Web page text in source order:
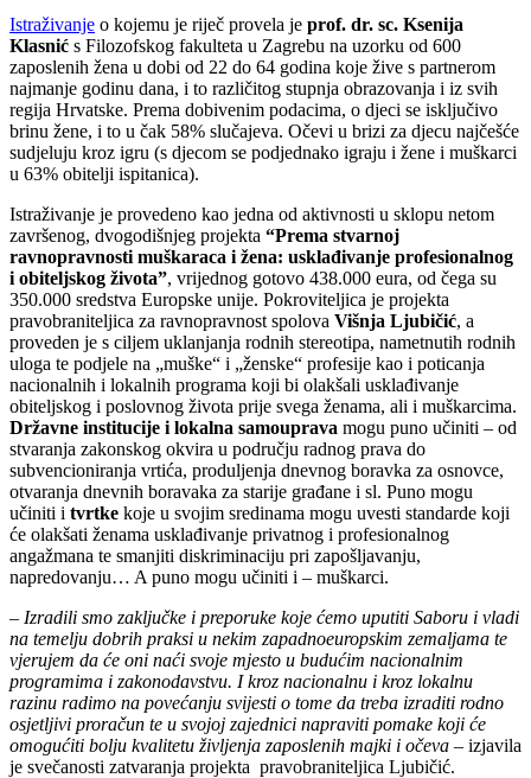
Istraživanje o kojemu je riječ provela je prof. dr. sc. Ksenija
Klasnić s Filozofskog fakulteta u Zagrebu na uzorku od 600
zaposlenih žena u dobi od 22 do 64 godina koje žive s partnerom
najmanje godinu dana, i to različitog stupnja obrazovanja i iz svih
regija Hrvatske. Prema dobivenim podacima, o djeci se isključivo
brinu žene, i to u čak 58% slučajeva. Očevi u brizi za djecu najčešće
sudjeluju kroz igru (s djecom se podjednako igraju i žene i muškarci
u 63% obitelji ispitanica).
Istraživanje je provedeno kao jedna od aktivnosti u sklopu netom
završenog, dvogodišnjeg projekta “Prema stvarnoj
ravnopravnosti muškaraca i žena: usklađivanje profesionalnog
i obiteljskog života”, vrijednog gotovo 438.000 eura, od čega su
350.000 sredstva Europske unije. Pokroviteljica je projekta
pravobraniteljica za ravnopravnost spolova Višnja Ljubičić, a
proveden je s ciljem uklanjanja rodnih stereotipa, nametnutih rodnih
uloga te podjele na „muške“ i „ženske“ profesije kao i poticanja
nacionalnih i lokalnih programa koji bi olakšali usklađivanje
obiteljskog i poslovnog života prije svega ženama, ali i muškarcima.
Državne institucije i lokalna samouprava mogu puno učiniti – od
stvaranja zakonskog okvira u području radnog prava do
subvencioniranja vrtića, produljenja dnevnog boravka za osnovce,
otvaranja dnevnih boravaka za starije građane i sl. Puno mogu
učiniti i tvrtke koje u svojim sredinama mogu uvesti standarde koji
će olakšati ženama usklađivanje privatnog i profesionalnog
angažmana te smanjiti diskriminaciju pri zapošljavanju,
napredovanju… A puno mogu učiniti i – muškarci.
– Izradili smo zaključke i preporuke koje ćemo uputiti Saboru i vladi
na temelju dobrih praksi u nekim zapadnoeuropskim zemaljama te
vjerujem da će oni naći svoje mjesto u budućim nacionalnim
programima i zakonodavstvu. I kroz nacionalnu i kroz lokalnu
razinu radimo na povećanju svijesti o tome da treba izraditi rodno
osjetljivi proračun te u svojoj zajednici napraviti pomake koji će
omogućiti bolju kvalitetu življenja zaposlenih majki i očeva – izjavila
je svečanosti zatvaranja projekta pravobraniteljica Ljubičić.